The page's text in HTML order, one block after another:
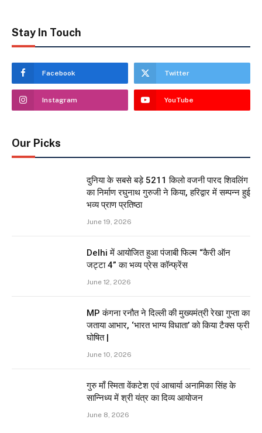
Stay In Touch
Facebook Twitter
Instagram YouTube
Our Picks
दुनिया के सबसे बड़े 5211 किलो वजनी पारद शिवलिंग
का निर्माण रघुनाथ गुरुजी ने किया, हरिद्वार में सम्पन्न हुई
भव्य प्राण प्रतिष्ठा
June 19, 2026
Delhi में आयोजित हुआ पंजाबी फिल्म “कैरी ऑन
जट्टा 4” का भव्य प्रेस कॉन्फ्रेंस
June 12, 2026
MP कंगना रनौत ने दिल्ली की मुख्यमंत्री रेखा गुप्ता का
जताया आभार, ‘भारत भाग्य विधाता’ को किया टैक्स फ्री
घोषित |
June 10, 2026
गुरु माँ स्मिता वेंकटेश एवं आचार्या अनामिका सिंह के
सान्निध्य में श्री यंत्र का दिव्य आयोजन
June 8, 2026